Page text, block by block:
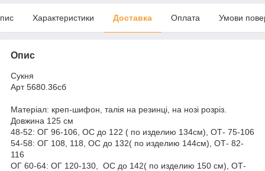
Характеристики Доставка Оплата Умови
Опис
Сукня
Арт 5680.36сб
Матеріал: креп-шифон, талія на резинці, на нозі розріз.
Довжина 125 см
48-52: ОГ 96-106, ОС до 122 ( по изделию 134см), ОТ- 75-106
54-58: ОГ 108, 118, ОС до 132( по изделию 144см), ОТ- 82-
116
ОГ 60-64: ОГ 120-130, ОС до 142( по изделию 150 см), ОТ-